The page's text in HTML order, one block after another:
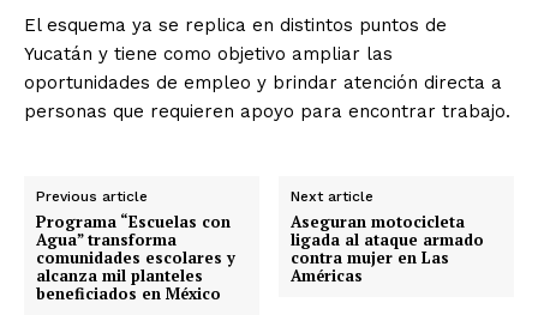
El esquema ya se replica en distintos puntos de
Yucatán y tiene como objetivo ampliar las
oportunidades de empleo y brindar atención directa a
personas que requieren apoyo para encontrar trabajo.
Previous article
Programa “Escuelas con
Agua” transforma
comunidades escolares y
alcanza mil planteles
beneficiados en México
Next article
Aseguran motocicleta
ligada al ataque armado
contra mujer en Las
Américas